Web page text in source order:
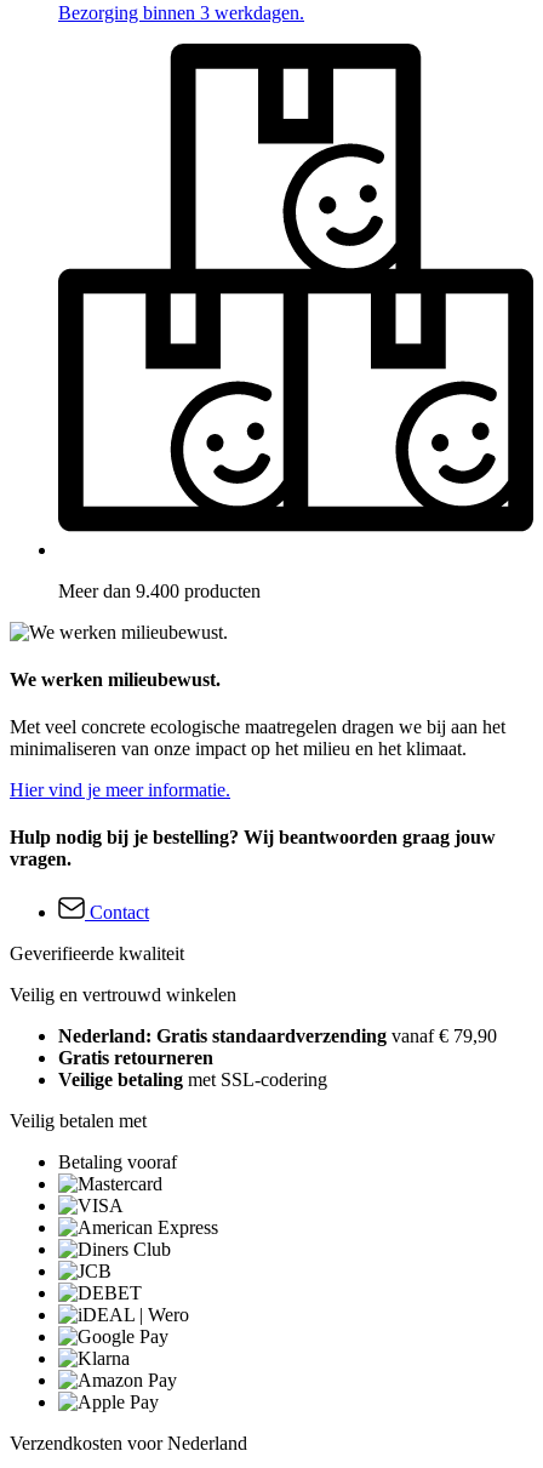
Bezorging binnen 3 werkdagen.
Meer dan 9.400 producten
We werken milieubewust.
Met veel concrete ecologische maatregelen dragen we bij aan het
minimaliseren van onze impact op het milieu en het klimaat.
Hier vind je meer informatie.
Hulp nodig bij je bestelling? Wij beantwoorden graag jouw
vragen.
Contact
Geverifieerde kwaliteit
Veilig en vertrouwd winkelen
Nederland: Gratis standaardverzending vanaf € 79,90
Gratis retourneren
Veilige betaling met SSL-codering
Veilig betalen met
Betaling vooraf
Verzendkosten voor Nederland